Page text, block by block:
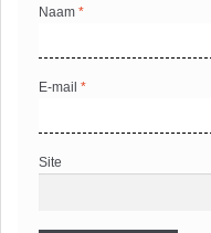
Naam*
E-mail*
Site